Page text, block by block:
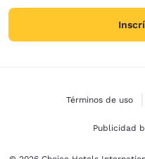
Términos de uso
Publicidad